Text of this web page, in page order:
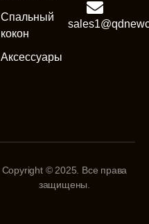
Спальный
кокон
Аксессуары
Copyright © 2025. Все права
защищены.